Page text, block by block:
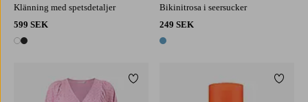
Klänning med spetsdetaljer
599 SEK
2 färger
Bikinitrosa i seersucker
249 SEK
1 färg
Lägg till i favoriter Lägg